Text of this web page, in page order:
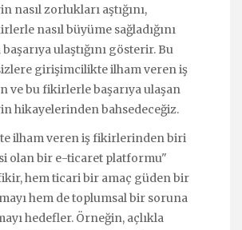
nasıl zorlukları aştığını,
nasıl büyüme sağladığını
ulaştığını gösterir. Bu
girişimcilikte ilham veren iş
ve bu fikirlerle başarıya ulaşan
hikayelerinden bahsedeceğiz.
ilham veren iş fikirlerinden biri
olan bir e-ticaret platformu"
hem ticari bir amaç güden bir
hem de toplumsal bir soruna
hedefler. Örneğin, açlıkla